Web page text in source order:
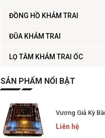
ĐỒNG HỒ KHẢM TRAI
ĐŨA KHẢM TRAI
LỌ TĂM KHẢM TRAI ỐC
SẢN PHẨM NỔI BẬT
Vương Giả Kỳ
Liên hệ